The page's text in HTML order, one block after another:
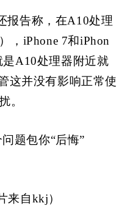
报告称，在A10处理
，iPhone 7和iPhon
是A10处理器附近就
这并没有影响正常使
。
来自kkj）